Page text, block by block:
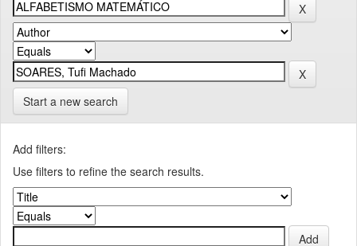
Start a new search
Add filters:
Use filters to refine the search results.